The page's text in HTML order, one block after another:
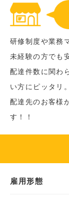
研修制度や業務
未経験の方でも
配達件数に関わ
い方にピッタリ。
配達先のお客様
す！！
雇用形態